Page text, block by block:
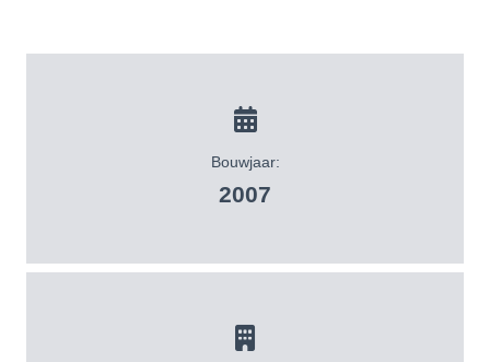
Bouwjaar:
2007